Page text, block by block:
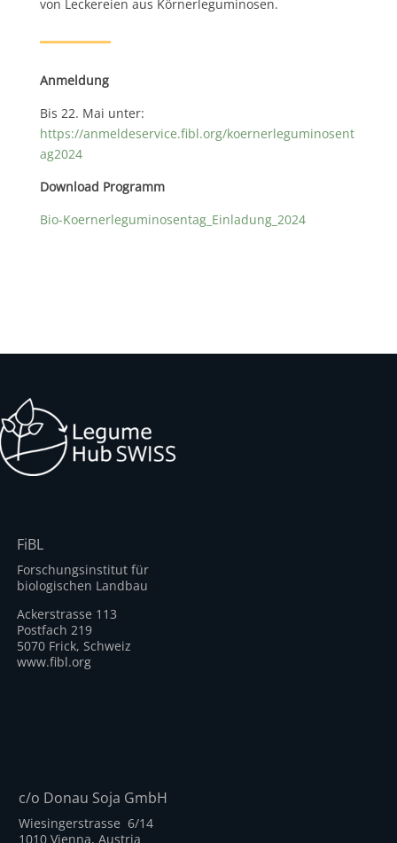
von Leckereien aus Körnerleguminosen.
Anmeldung
Bis 22. Mai unter:
https://anmeldeservice.fibl.org/koernerleguminosent
ag2024
Download Programm
Bio-Koernerleguminosentag_Einladung_2024
FiBL
Forschungsinstitut für
biologischen Landbau
Ackerstrasse 113
Postfach 219
5070 Frick, Schweiz
www.fibl.org
c/o Donau Soja GmbH
Wiesingerstrasse 6/14
1010 Vienna, Austria